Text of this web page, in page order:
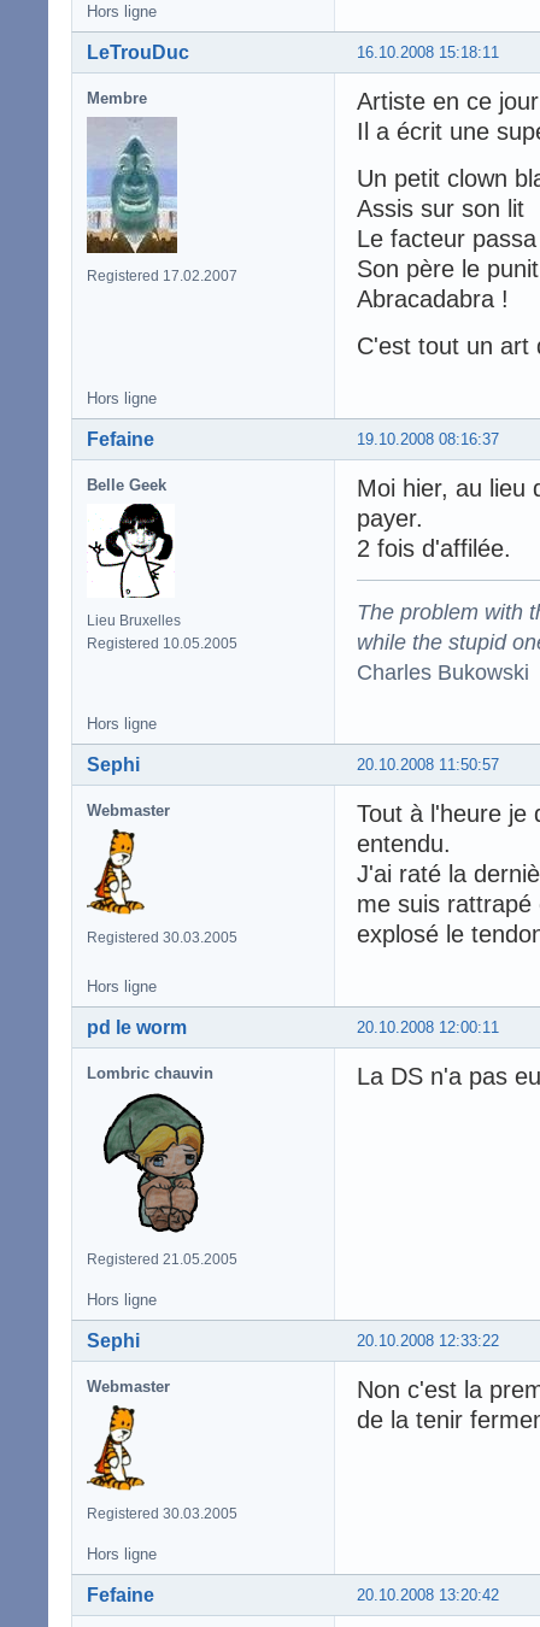
Hors ligne
16.10.2008 15:18:11
LeTrouDuc
Membre
Registered 17.02.2007
Artiste en ce
Il a écrit une
Un petit clown
Assis sur son lit
Le facteur passa
Son père le punit
Abracadabra !
C'est tout un art
Hors ligne
19.10.2008 08:16:37
Fefaine
Belle Geek
Lieu Bruxelles
Registered 10.05.2005
Moi hier, au lieu
payer.
2 fois d'affilée.
The problem with
while the stupid
Charles Bukowski
Hors ligne
20.10.2008 11:50:57
Sephi
Webmaster
Registered 30.03.2005
Tout à l'heure je
entendu.
J'ai raté la
me suis rattrapé
explosé le
Hors ligne
20.10.2008 12:00:11
pd le worm
Lombric chauvin
Registered 21.05.2005
La DS n'a pas
Hors ligne
20.10.2008 12:33:22
Sephi
Webmaster
Registered 30.03.2005
Non c'est la
de la tenir
Hors ligne
20.10.2008 13:20:42
Fefaine